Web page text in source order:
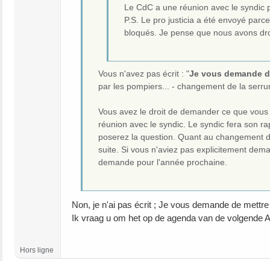
Le CdC a une réunion avec le syndic
P.S. Le pro justicia a été envoyé
bloqués. Je pense que nous avons
Vous n'avez pas écrit : "Je vous demande
par les pompiers... - changement de la
Vous avez le droit de demander ce que
réunion avec le syndic. Le syndic fera son
poserez la question. Quant au changement
suite. Si vous n'aviez pas explicitement
demande pour l'année prochaine.
Non, je n'ai pas écrit ; Je vous demande de
Ik vraag u om het op de agenda van de
Hors ligne